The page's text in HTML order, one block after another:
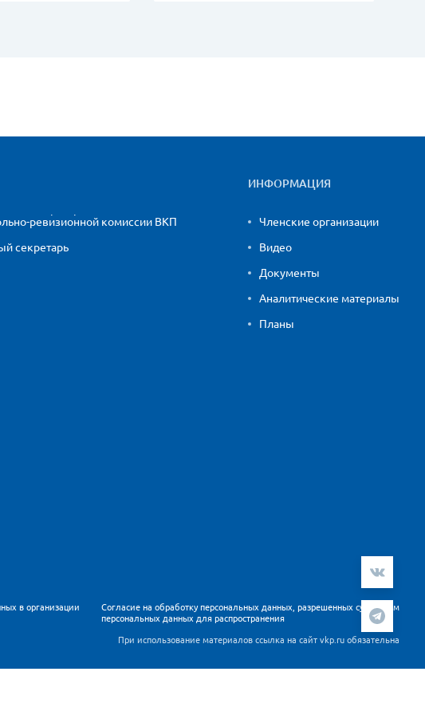
ревизионной комиссии ВКП
секретарь
ИНФОРМАЦИЯ
Членские организации
Видео
Документы
Аналитические материалы
Планы
в организации
Согласие на обработку персональных данных, разрешенных субъектом
персональных данных для распространения
При использование материалов ссылка на сайт vkp.ru обязательна